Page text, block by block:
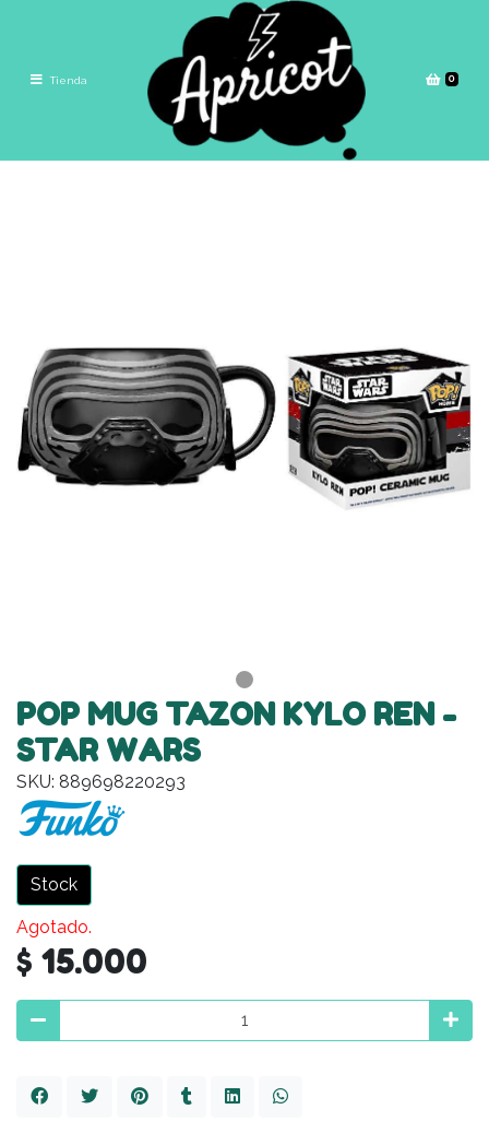
Tienda 0
POP MUG TAZON KYLO REN -
STAR WARS
SKU: 889698220293
Stock
Agotado.
$ 15.000